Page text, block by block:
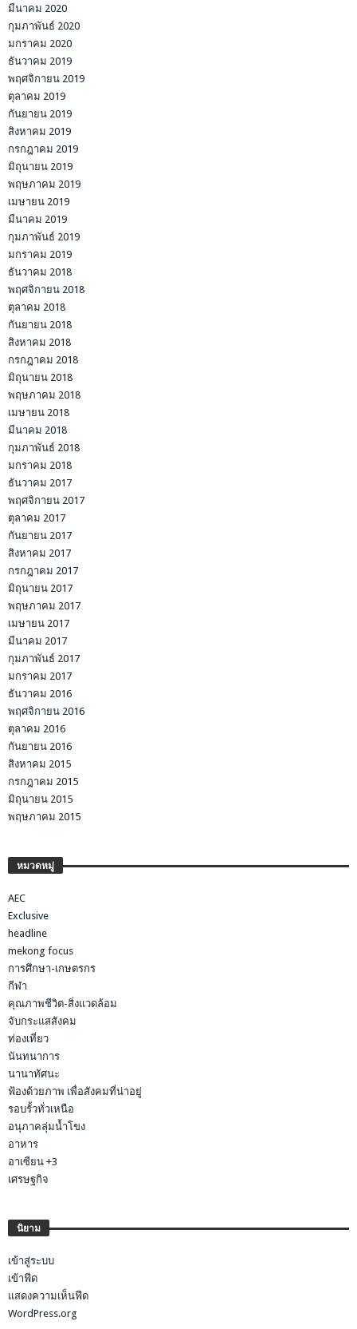
มีนาคม 2020
กุมภาพันธ์ 2020
มกราคม 2020
ธันวาคม 2019
พฤศจิกายน 2019
ตุลาคม 2019
กันยายน 2019
สิงหาคม 2019
กรกฎาคม 2019
มิถุนายน 2019
พฤษภาคม 2019
เมษายน 2019
มีนาคม 2019
กุมภาพันธ์ 2019
มกราคม 2019
ธันวาคม 2018
พฤศจิกายน 2018
ตุลาคม 2018
กันยายน 2018
สิงหาคม 2018
กรกฎาคม 2018
มิถุนายน 2018
พฤษภาคม 2018
เมษายน 2018
มีนาคม 2018
กุมภาพันธ์ 2018
มกราคม 2018
ธันวาคม 2017
พฤศจิกายน 2017
ตุลาคม 2017
กันยายน 2017
สิงหาคม 2017
กรกฎาคม 2017
มิถุนายน 2017
พฤษภาคม 2017
เมษายน 2017
มีนาคม 2017
กุมภาพันธ์ 2017
มกราคม 2017
ธันวาคม 2016
พฤศจิกายน 2016
ตุลาคม 2016
กันยายน 2016
สิงหาคม 2015
กรกฎาคม 2015
มิถุนายน 2015
พฤษภาคม 2015
หมวดหมู่
AEC
Exclusive
headline
mekong focus
การศึกษา-เกษตรกร
กีฬา
คุณภาพชีวิต-สิ่งแวดล้อม
จับกระแสสังคม
ท่องเที่ยว
นันทนาการ
นานาทัศนะ
ฟ้องด้วยภาพ เพื่อสังคมที่น่าอยู่
รอบรั้วทั่วเหนือ
อนุภาคลุ่มน้ำโขง
อาหาร
อาเซียน +3
เศรษฐกิจ
นิยาม
เข้าสู่ระบบ
เข้าฟีด
แสดงความเห็นฟีด
WordPress.org